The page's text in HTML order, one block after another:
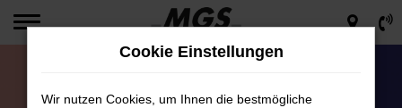
Zum
Cookie Einstellungen
Wir nutzen Cookies, um Ihnen die bestmögliche